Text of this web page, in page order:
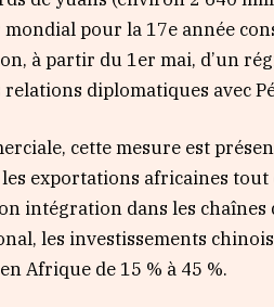
pour la 17e année
à partir du 1er mai, d’un
diplomatiques avec
cette mesure est
exportations africaines
intégration dans les
les investissements
Afrique de 15 % à 45 %.